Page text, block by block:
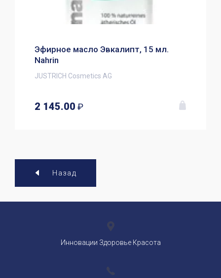
Эфирное масло Эвкалипт, 15 мл.
Nahrin
JUSTRICH Cosmetics AG
2 145.00 ₽
Назад
Инновации Здоровье Красота